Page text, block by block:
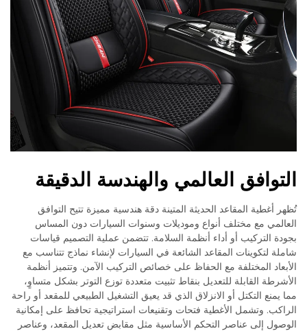
التوافق العالمي والهندسة الدقيقة
تُظهر أغطية المقاعد الحديثة المتينة دقة هندسية مميزة تتيح التوافق
العالمي مع مختلف أنواع وموديلات وسنوات السيارات دون المساس
بجودة التركيب أو أداء أنظمة السلامة. تتضمن عملية التصميم قياسات
شاملة لتكوينات المقاعد الشائعة في السيارات لإنشاء نماذج تتناسب مع
الأبعاد المختلفة مع الحفاظ على خصائص التركيب الآمن. وتتميز أنظمة
الأشرطة القابلة للتعديل بنقاط تثبيت متعددة توزع التوتر بشكل متساوٍ،
مما يمنع التكتل أو الانزلاق الذي قد يعيق التشغيل الطبيعي للمقعد أو راحة
الراكب. وتشمل الأغطية فتحات وتقنيعات استراتيجية تحافظ على إمكانية
الوصول إلى عناصر التحكم الأساسية مثل مقابض تعديل المقعد، وعناصر